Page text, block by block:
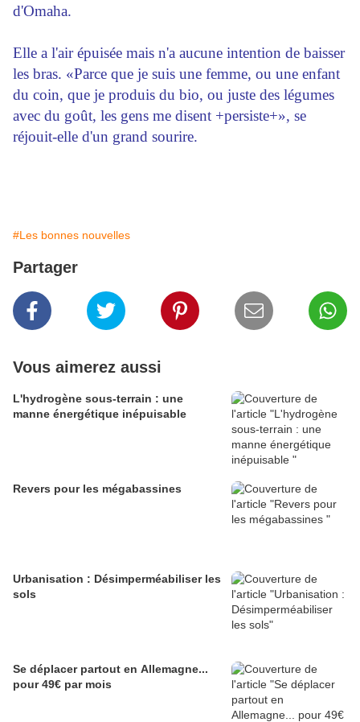
d'Omaha.
Elle a l'air épuisée mais n'a aucune intention de baisser
les bras. «Parce que je suis une femme, ou une enfant
du coin, que je produis du bio, ou juste des légumes
avec du goût, les gens me disent +persiste+», se
réjouit-elle d'un grand sourire.
#Les bonnes nouvelles
Partager
Vous aimerez aussi
L'hydrogène sous-terrain : une
manne énergétique inépuisable
Revers pour les mégabassines
Urbanisation : Désimperméabiliser les
sols
Se déplacer partout en Allemagne...
pour 49€ par mois